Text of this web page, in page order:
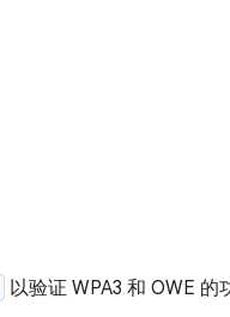
以验证 WPA3 和 OWE 的